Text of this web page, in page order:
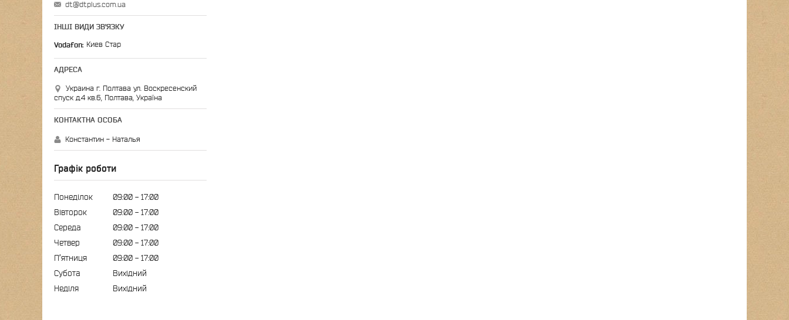
dt@dtplus.com.ua
ІНШІ ВИДИ ЗВ'ЯЗКУ
Vodafon Киев Стар
Украина г. Полтава ул. Воскресенский
спуск д.4 кв.6, Полтава, Україна
Константин - Наталья
Графік роботи
Понеділок 09:00
17:00
Вівторок
09:00
17:00
Середа
09:00
17:00
Четвер
09:00
17:00
Пʼятниця
09:00
17:00
Субота
Вихідний
Неділя
Вихідний